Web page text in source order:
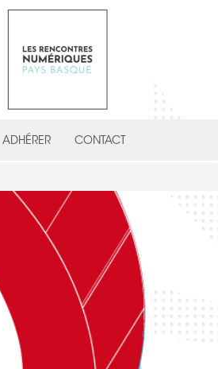
ADHÉRER CONTACT